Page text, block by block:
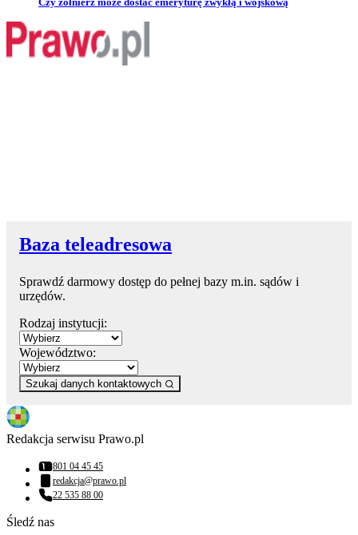
Baza teleadresowa
Sprawdź darmowy dostęp do pełnej bazy m.in. sądów i
urzędów.
Rodzaj instytucji:
Województwo:
Szukaj danych kontaktowych
Redakcja serwisu Prawo.pl
Numer telefonu:
801 04 45 45
Adres email:
redakcja@prawo.pl
Numer telefonu:
22 535 88 00
Śledź nas